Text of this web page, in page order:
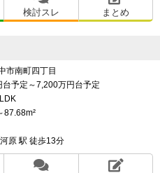
検討スレ まとめ
市南町四丁目
台予定～7,200万円台予定
87.68m²
原 駅 徒歩13分